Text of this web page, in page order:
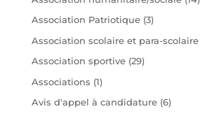
Association Patriotique(3)
Association scolaire et para-scolaire
Association sportive(29)
Associations (1)
Avis d'appel à candidature(6)